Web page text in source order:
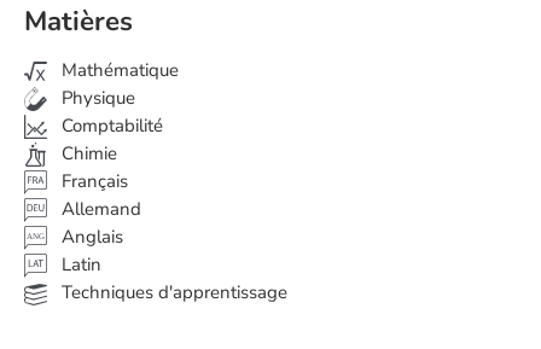
Matières
Mathématique
Physique
Comptabilité
Chimie
Français
Allemand
ANG
Anglais
Latin
Techniques d'apprentissage